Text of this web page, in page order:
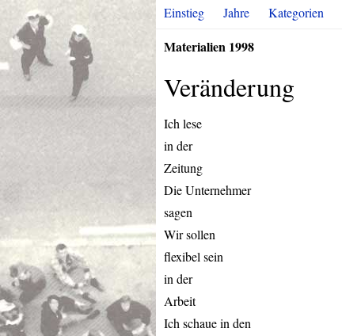
Einstieg Jahre Kategorien
Materialien 1998
Veränderung
Ich lese
in der
Zeitung
Die Unternehmer
sagen
Wir sollen
flexibel sein
in der
Arbeit
Ich schaue in den